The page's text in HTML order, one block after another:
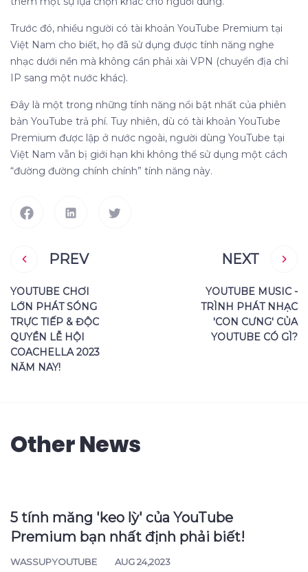
Trước đó, nhiều người có tài khoản YouTube Premium tại
Việt Nam cho biết, họ đã sử dụng được tính năng nghe
nhạc dưới nền mà không cần phải xài VPN (chuyển địa chỉ
IP sang một nước khác).
Đây là một trong những tính năng nổi bật nhất của phiên
bản YouTube trả phí. Tuy nhiên, dù có tài khoản YouTube
Premium được lập ở nước ngoài, người dùng YouTube tại
Việt Nam vẫn bị giới hạn khi không thể sử dụng một cách
“đường đường chính chính” tính năng này.
PREV
YOUTUBE CHƠI
LỚN PHÁT SÓNG
TRỰC TIẾP & ĐỘC
QUYỀN LỄ HỘI
COACHELLA 2023
NĂM NAY!
NEXT
YOUTUBE MUSIC -
TRÌNH PHÁT NHẠC
'CON CƯNG' CỦA
YOUTUBE CÓ GÌ?
Other News